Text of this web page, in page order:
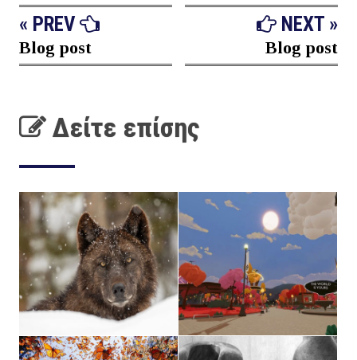
« PREV
Blog post
NEXT »
Blog post
Δείτε επίσης